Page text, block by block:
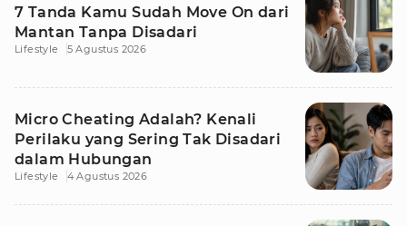
7 Tanda Kamu Sudah Move On dari
Mantan Tanpa Disadari
Lifestyle 5 Agustus 2026
Micro Cheating Adalah? Kenali
Perilaku yang Sering Tak Disadari
dalam Hubungan
Lifestyle 4 Agustus 2026